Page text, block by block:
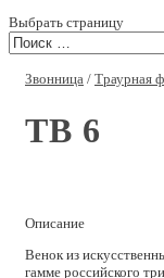
Выбрать страницу
Звонница / Траурная
ТВ 6
Описание
Венок из
гамме российского